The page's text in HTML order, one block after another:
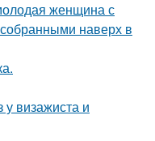
женщина с
наверх в
визажиста и